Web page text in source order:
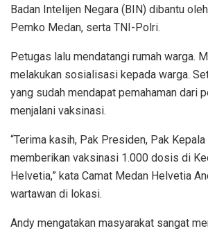
Badan Intelijen Negara (BIN) dibantu
Pemko Medan, serta TNI-Polri.
Petugas lalu mendatangi rumah warga.
melakukan sosialisasi kepada warga.
yang sudah mendapat pemahaman dari
menjalani vaksinasi.
“Terima kasih, Pak Presiden, Pak
memberikan vaksinasi 1.000 dosis di
Helvetia,” kata Camat Medan Helvetia
wartawan di lokasi.
Andy mengatakan masyarakat sangat